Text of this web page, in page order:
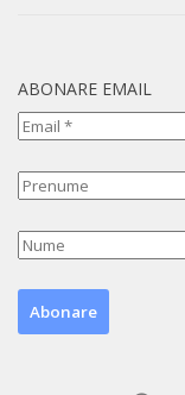
ABONARE EMAIL